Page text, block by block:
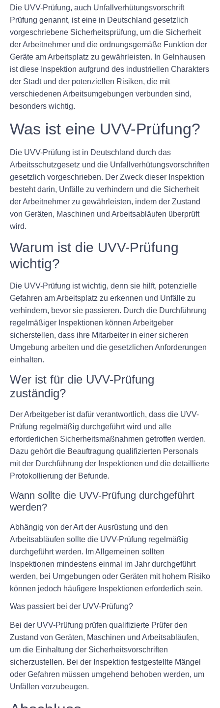
Die UVV-Prüfung, auch Unfallverhütungsvorschrift
Prüfung genannt, ist eine in Deutschland gesetzlich
vorgeschriebene Sicherheitsprüfung, um die Sicherheit
der Arbeitnehmer und die ordnungsgemäße Funktion der
Geräte am Arbeitsplatz zu gewährleisten. In Gelnhausen
ist diese Inspektion aufgrund des industriellen Charakters
der Stadt und der potenziellen Risiken, die mit
verschiedenen Arbeitsumgebungen verbunden sind,
besonders wichtig.
Was ist eine UVV-Prüfung?
Die UVV-Prüfung ist in Deutschland durch das
Arbeitsschutzgesetz und die Unfallverhütungsvorschriften
gesetzlich vorgeschrieben. Der Zweck dieser Inspektion
besteht darin, Unfälle zu verhindern und die Sicherheit
der Arbeitnehmer zu gewährleisten, indem der Zustand
von Geräten, Maschinen und Arbeitsabläufen überprüft
wird.
Warum ist die UVV-Prüfung
wichtig?
Die UVV-Prüfung ist wichtig, denn sie hilft, potenzielle
Gefahren am Arbeitsplatz zu erkennen und Unfälle zu
verhindern, bevor sie passieren. Durch die Durchführung
regelmäßiger Inspektionen können Arbeitgeber
sicherstellen, dass ihre Mitarbeiter in einer sicheren
Umgebung arbeiten und die gesetzlichen Anforderungen
einhalten.
Wer ist für die UVV-Prüfung
zuständig?
Der Arbeitgeber ist dafür verantwortlich, dass die UVV-
Prüfung regelmäßig durchgeführt wird und alle
erforderlichen Sicherheitsmaßnahmen getroffen werden.
Dazu gehört die Beauftragung qualifizierten Personals
mit der Durchführung der Inspektionen und die detaillierte
Protokollierung der Befunde.
Wann sollte die UVV-Prüfung durchgeführt
werden?
Abhängig von der Art der Ausrüstung und den
Arbeitsabläufen sollte die UVV-Prüfung regelmäßig
durchgeführt werden. Im Allgemeinen sollten
Inspektionen mindestens einmal im Jahr durchgeführt
werden, bei Umgebungen oder Geräten mit hohem Risiko
können jedoch häufigere Inspektionen erforderlich sein.
Was passiert bei der UVV-Prüfung?
Bei der UVV-Prüfung prüfen qualifizierte Prüfer den
Zustand von Geräten, Maschinen und Arbeitsabläufen,
um die Einhaltung der Sicherheitsvorschriften
sicherzustellen. Bei der Inspektion festgestellte Mängel
oder Gefahren müssen umgehend behoben werden, um
Unfällen vorzubeugen.